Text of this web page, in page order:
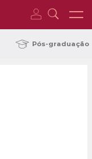
Pós-graduação